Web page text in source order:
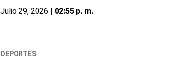
Julio 29, 2026 | 02:55 p. m.
DEPORTES